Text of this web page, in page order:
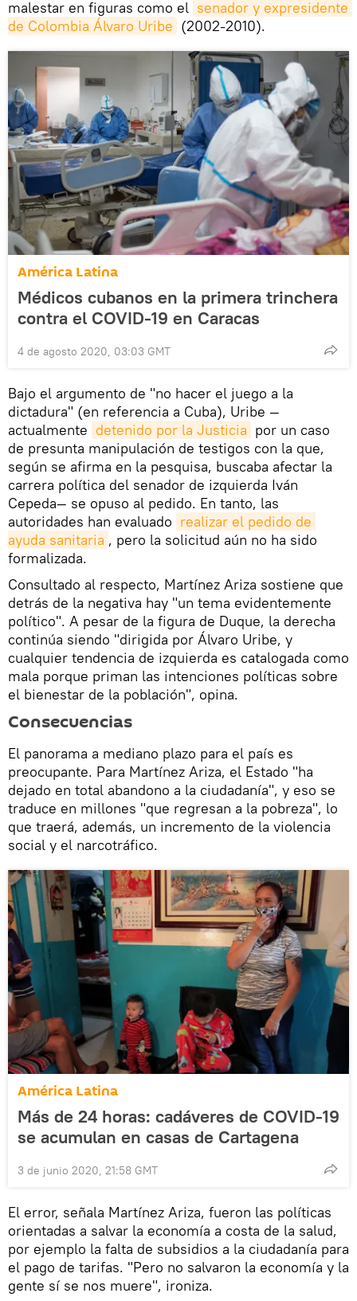
malestar en figuras como el senador y expresidente
de Colombia Álvaro Uribe (2002-2010).
América Latina
Médicos cubanos en la primera trinchera
contra el COVID-19 en Caracas
4 de agosto 2020, 03:03 GMT
Bajo el argumento de "no hacer el juego a la
dictadura" (en referencia a Cuba), Uribe —
actualmente detenido por la Justicia por un caso
de presunta manipulación de testigos con la que,
según se afirma en la pesquisa, buscaba afectar la
carrera política del senador de izquierda Iván
Cepeda— se opuso al pedido. En tanto, las
autoridades han evaluado realizar el pedido de
ayuda sanitaria , pero la solicitud aún no ha sido
formalizada.
Consultado al respecto, Martínez Ariza sostiene que
detrás de la negativa hay "un tema evidentemente
político". A pesar de la figura de Duque, la derecha
continúa siendo "dirigida por Álvaro Uribe, y
cualquier tendencia de izquierda es catalogada como
mala porque priman las intenciones políticas sobre
el bienestar de la población", opina.
Consecuencias
El panorama a mediano plazo para el país es
preocupante. Para Martínez Ariza, el Estado "ha
dejado en total abandono a la ciudadanía", y eso se
traduce en millones "que regresan a la pobreza", lo
que traerá, además, un incremento de la violencia
social y el narcotráfico.
América Latina
Más de 24 horas: cadáveres de COVID-19
se acumulan en casas de Cartagena
3 de junio 2020, 21:58 GMT
El error, señala Martínez Ariza, fueron las políticas
orientadas a salvar la economía a costa de la salud,
por ejemplo la falta de subsidios a la ciudadanía para
el pago de tarifas. "Pero no salvaron la economía y la
gente sí se nos muere", ironiza.